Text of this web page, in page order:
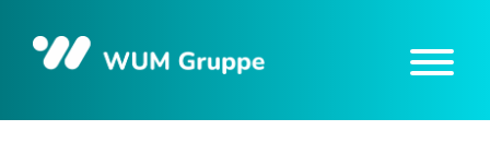
content